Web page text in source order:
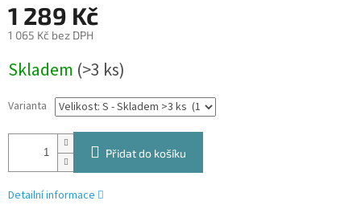
1 289 Kč
1 065 Kč bez DPH
cena:
Skladem (>3 ks)
Varianta
Přidat do košíku
Detailní informace